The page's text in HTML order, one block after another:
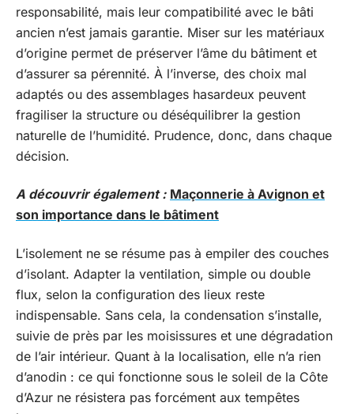
responsabilité, mais leur compatibilité avec le bâti
ancien n’est jamais garantie. Miser sur les matériaux
d’origine permet de préserver l’âme du bâtiment et
d’assurer sa pérennité. À l’inverse, des choix mal
adaptés ou des assemblages hasardeux peuvent
fragiliser la structure ou déséquilibrer la gestion
naturelle de l’humidité. Prudence, donc, dans chaque
décision.
A découvrir également : Maçonnerie à Avignon et
son importance dans le bâtiment
L’isolement ne se résume pas à empiler des couches
d’isolant. Adapter la ventilation, simple ou double
flux, selon la configuration des lieux reste
indispensable. Sans cela, la condensation s’installe,
suivie de près par les moisissures et une dégradation
de l’air intérieur. Quant à la localisation, elle n’a rien
d’anodin : ce qui fonctionne sous le soleil de la Côte
d’Azur ne résistera pas forcément aux tempêtes